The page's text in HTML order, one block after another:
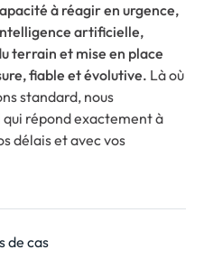
à réagir en urgence,
artificielle,
terrain et mise en place
fiable et évolutive. Là où
standard, nous
qui répond exactement à
délais et avec vos
de cas